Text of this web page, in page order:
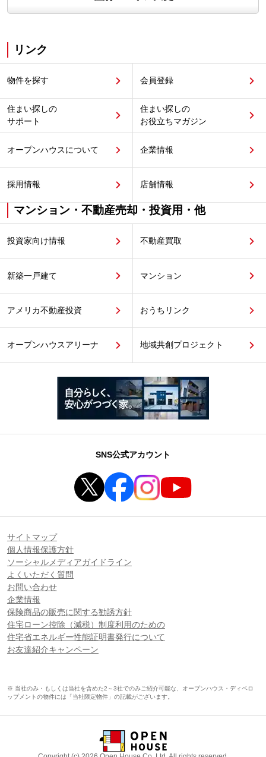
リンク
物件を探す 会員登録
住まい探しの
サポート
住まい探しの
お役立ちマガジン
オープンハウスについて 企業情報
採用情報 店舗情報
マンション・不動産売却・投資用・他
投資家向け情報 不動産買取
新築一戸建て マンション
アメリカ不動産投資 おうちリンク
オープンハウスアリーナ 地域共創プロジェクト
SNS公式アカウント
サイトマップ
個人情報保護方針
ソーシャルメディアガイドライン
よくいただく質問
お問い合わせ
企業情報
保険商品の販売に関する勧誘方針
住宅ローン控除（減税）制度利用のための
住宅省エネルギー性能証明書発行について
お友達紹介キャンペーン
※ 当社のみ・もしくは当社を含めた2～3社でのみご紹介可能な、オープンハウス・ディベロ
ップメントの物件には「当社限定物件」の記載がございます。